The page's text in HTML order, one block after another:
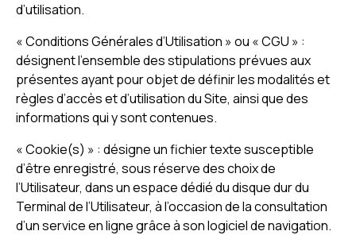
d’utilisation.
« Conditions Générales d’Utilisation » ou « CGU » :
désignent l’ensemble des stipulations prévues aux
présentes ayant pour objet de définir les modalités et
règles d’accès et d’utilisation du Site, ainsi que des
informations qui y sont contenues.
« Cookie(s) » : désigne un fichier texte susceptible
d’être enregistré, sous réserve des choix de
l’Utilisateur, dans un espace dédié du disque dur du
Terminal de l’Utilisateur, à l’occasion de la consultation
d’un service en ligne grâce à son logiciel de navigation.